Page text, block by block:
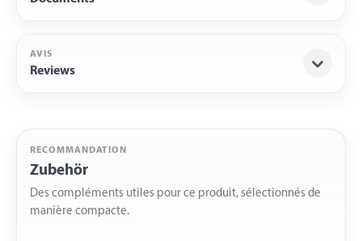
AVIS
Reviews
RECOMMANDATION
Zubehör
Des compléments utiles pour ce produit, sélectionnés de
manière compacte.